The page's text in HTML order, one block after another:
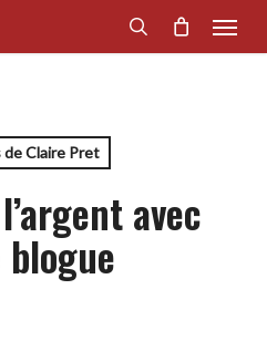
search
Menu
Claire Pret
avec